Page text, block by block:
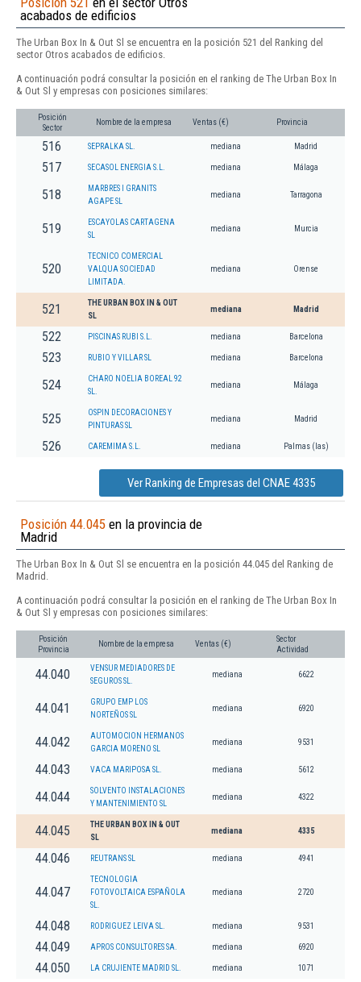
acabados de edificios
The Urban Box In & Out Sl se encuentra en la posición 521 del Ranking del
sector Otros acabados de edificios.
A continuación podrá consultar la posición en el ranking de The Urban Box In
& Out Sl y empresas con posiciones similares:
Posición
Sector
Nombre de la empresa Ventas (€) Provincia
516 SEPRALKA SL. mediana Madrid
517 SECASOL ENERGIA S.L. mediana Málaga
518
MARBRES I GRANITS
AGAPE SL
mediana Tarragona
519
ESCAYOLAS CARTAGENA
SL
mediana Murcia
520
TECNICO COMERCIAL
VALQUA SOCIEDAD
LIMITADA.
mediana Orense
521
THE URBAN BOX IN & OUT
SL
mediana Madrid
522 PISCINAS RUBI S.L. mediana Barcelona
523 RUBIO Y VILLAR SL mediana Barcelona
524
CHARO NOELIA BOREAL 92
SL.
mediana Málaga
525
OSPIN DECORACIONES Y
PINTURAS SL
mediana Madrid
526 CAREMIMA S.L. mediana Palmas (las)
Ver Ranking de Empresas del CNAE 4335
Posición 44.045 en la provincia de
Madrid
The Urban Box In & Out Sl se encuentra en la posición 44.045 del Ranking de
Madrid.
A continuación podrá consultar la posición en el ranking de The Urban Box In
& Out Sl y empresas con posiciones similares:
Posición
Provincia
Nombre de la empresa Ventas (€)
Sector
Actividad
44.040
VENSUR MEDIADORES DE
SEGUROS SL.
mediana 6622
44.041
GRUPO EMP LOS
NORTEÑOS SL
mediana 6920
44.042
AUTOMOCION HERMANOS
GARCIA MORENO SL
mediana 9531
44.043 VACA MARIPOSA SL. mediana 5612
44.044
SOLVENTO INSTALACIONES
Y MANTENIMIENTO SL
mediana 4322
44.045
THE URBAN BOX IN & OUT
SL
mediana 4335
44.046 REUTRANS SL mediana 4941
44.047
TECNOLOGIA
FOTOVOLTAICA ESPAÑOLA
SL.
mediana 2720
44.048 RODRIGUEZ LEIVA SL. mediana 9531
44.049 APROS CONSULTORES SA. mediana 6920
44.050 LA CRUJIENTE MADRID SL. mediana 1071